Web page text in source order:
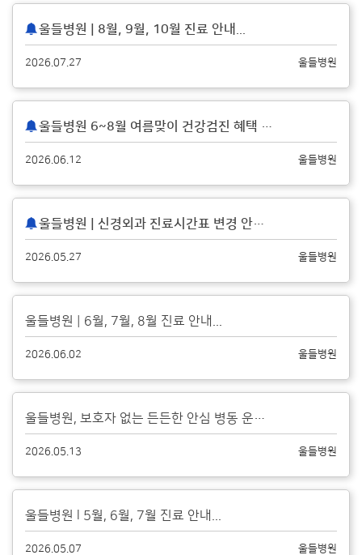
울들병원 | 8월, 9월, 10월 진료 안내
울들병원
2026.07.27
울들병원 6~8월 여름맞이 건강검진 혜택 안내
울들병원
2026.06.12
울들병원 | 신경외과 진료시간표 변경 안내
울들병원
2026.05.27
울들병원 | 6월, 7월, 8월 진료 안내...
울들병원
2026.06.02
울들병원, 보호자 없는 든든한 안심 병동 운영 안내...
울들병원
2026.05.13
울들병원 l 5월, 6월, 7월 진료 안내...
울들병원
2026.05.07